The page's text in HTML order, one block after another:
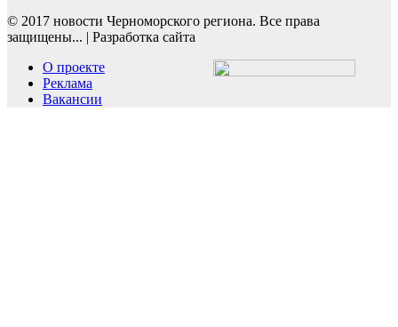
© 2017 новости Черноморского региона. Все права
защищены... | Разработка сайта
О проекте
Реклама
Вакансии